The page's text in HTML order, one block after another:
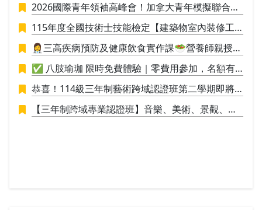
2026國際青年領袖高峰會！加拿大青年模擬聯合國
議事營🪄
115年度全國技術士技能檢定【建築物室內裝修工
程管理】招生中
👩‍⚕️三高疾病預防及健康飲食實作課🥗營養師親授料
理實作，讓你直接應用於生活
✅ 八肢瑜珈 限時免費體驗｜零費用參加，名額有
限，敬請把握！✅
恭喜！114級三年制藝術跨域認證班第二學期即將
於115/1/9結業，並進行學員學期成果展策展。
【三年制跨域專業認證班】音樂、美術、景觀、工